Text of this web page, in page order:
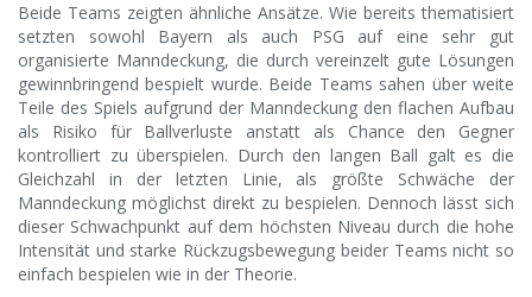
Beide Teams zeigten ähnliche Ansätze. Wie bereits thematisiert
setzten sowohl Bayern als auch PSG auf eine sehr gut
organisierte Manndeckung, die durch vereinzelt gute Lösungen
gewinnbringend bespielt wurde. Beide Teams sahen über weite
Teile des Spiels aufgrund der Manndeckung den flachen Aufbau
als Risiko für Ballverluste anstatt als Chance den Gegner
kontrolliert zu überspielen. Durch den langen Ball galt es die
Gleichzahl in der letzten Linie, als größte Schwäche der
Manndeckung möglichst direkt zu bespielen. Dennoch lässt sich
dieser Schwachpunkt auf dem höchsten Niveau durch die hohe
Intensität und starke Rückzugsbewegung beider Teams nicht so
einfach bespielen wie in der Theorie.